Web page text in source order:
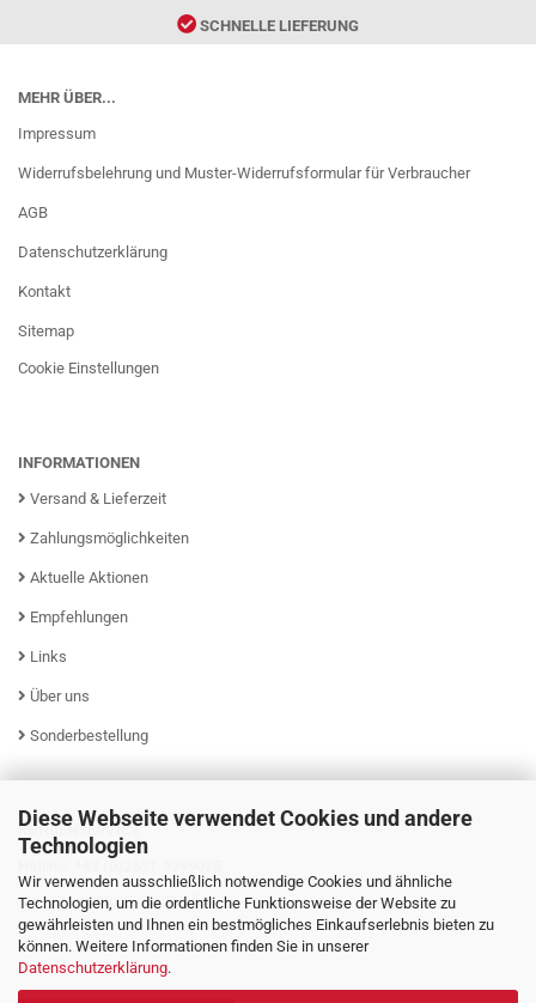
Diese Webseite verwendet Cookies und andere
Technologien
Wir verwenden ausschließlich notwendige Cookies und ähnliche
Technologien, um die ordentliche Funktionsweise der Website zu
gewährleisten und Ihnen ein bestmögliches Einkaufserlebnis bieten zu
können. Weitere Informationen finden Sie in unserer
Datenschutzerklärung.
SCHNELLE LIEFERUNG
MEHR ÜBER...
Impressum
Widerrufsbelehrung und Muster-Widerrufsformular für Verbraucher
AGB
Datenschutzerklärung
Kontakt
Sitemap
Cookie Einstellungen
INFORMATIONEN
Versand & Lieferzeit
Zahlungsmöglichkeiten
Aktuelle Aktionen
Empfehlungen
Links
Über uns
Sonderbestellung
KUNDENSERVICE
Mo - Fr von 08:00 - 16:00 Uhr